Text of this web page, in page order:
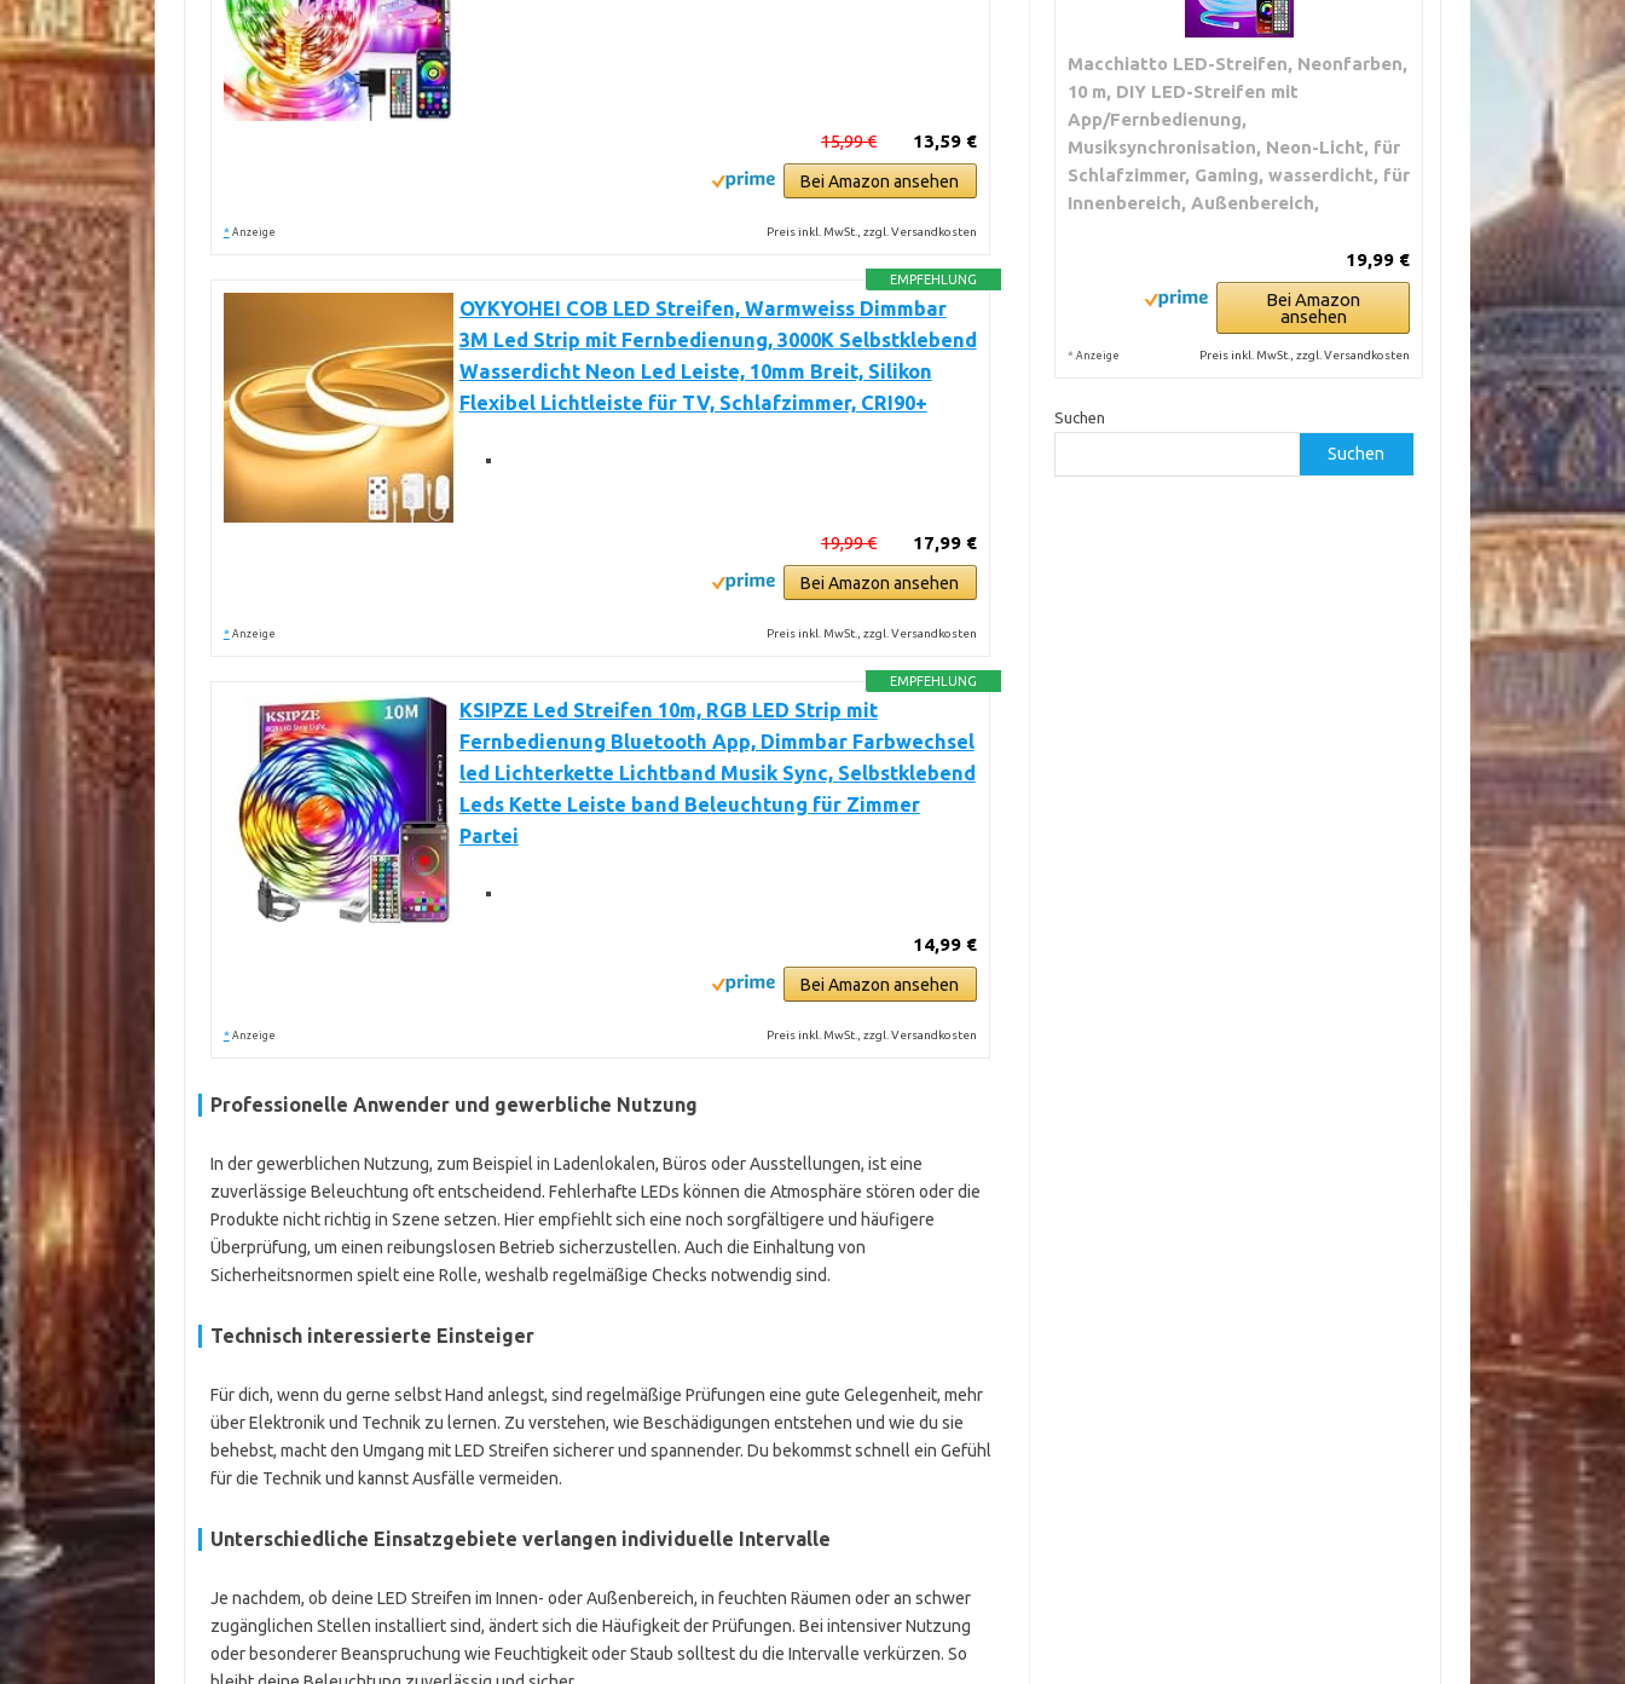
13,59 €
15,99 €
Bei Amazon ansehen
* Anzeige Preis inkl. MwSt., zzgl. Versandkosten
EMPFEHLUNG
OYKYOHEI COB LED Streifen, Warmweiss Dimmbar
3M Led Strip mit Fernbedienung, 3000K Selbstklebend
Wasserdicht Neon Led Leiste, 10mm Breit, Silikon
Flexibel Lichtleiste für TV, Schlafzimmer, CRI90+
17,99 €
19,99 €
Bei Amazon ansehen
* Anzeige Preis inkl. MwSt., zzgl. Versandkosten
EMPFEHLUNG
KSIPZE Led Streifen 10m, RGB LED Strip mit
Fernbedienung Bluetooth App, Dimmbar Farbwechsel
led Lichterkette Lichtband Musik Sync, Selbstklebend
Leds Kette Leiste band Beleuchtung für Zimmer
Partei
14,99 €
Bei Amazon ansehen
* Anzeige Preis inkl. MwSt., zzgl. Versandkosten
Professionelle Anwender und gewerbliche Nutzung
In der gewerblichen Nutzung, zum Beispiel in Ladenlokalen, Büros oder Ausstellungen, ist eine
zuverlässige Beleuchtung oft entscheidend. Fehlerhafte LEDs können die Atmosphäre stören oder die
Produkte nicht richtig in Szene setzen. Hier empfiehlt sich eine noch sorgfältigere und häufigere
Überprüfung, um einen reibungslosen Betrieb sicherzustellen. Auch die Einhaltung von
Sicherheitsnormen spielt eine Rolle, weshalb regelmäßige Checks notwendig sind.
Technisch interessierte Einsteiger
Für dich, wenn du gerne selbst Hand anlegst, sind regelmäßige Prüfungen eine gute Gelegenheit, mehr
über Elektronik und Technik zu lernen. Zu verstehen, wie Beschädigungen entstehen und wie du sie
behebst, macht den Umgang mit LED Streifen sicherer und spannender. Du bekommst schnell ein Gefühl
für die Technik und kannst Ausfälle vermeiden.
Unterschiedliche Einsatzgebiete verlangen individuelle Intervalle
Je nachdem, ob deine LED Streifen im Innen- oder Außenbereich, in feuchten Räumen oder an schwer
zugänglichen Stellen installiert sind, ändert sich die Häufigkeit der Prüfungen. Bei intensiver Nutzung
oder besonderer Beanspruchung wie Feuchtigkeit oder Staub solltest du die Intervalle verkürzen. So
Macchiatto LED-Streifen, Neonfarben,
10 m, DIY LED-Streifen mit
App/Fernbedienung,
Musiksynchronisation, Neon-Licht, für
Schlafzimmer, Gaming, wasserdicht, für
Innenbereich, Außenbereich,
19,99 €
Bei Amazon
ansehen
* Anzeige Preis inkl. MwSt., zzgl. Versandkosten
Suchen
Suchen